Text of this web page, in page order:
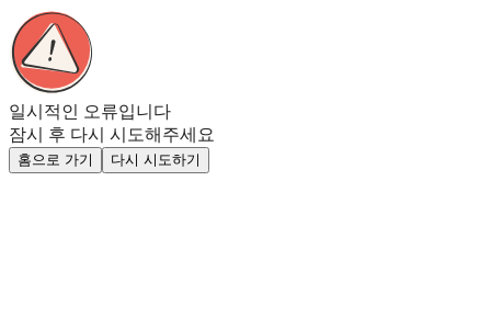
일시적인 오류입니다
잠시 후 다시 시도해주세요
홈으로 가기 다시 시도하기